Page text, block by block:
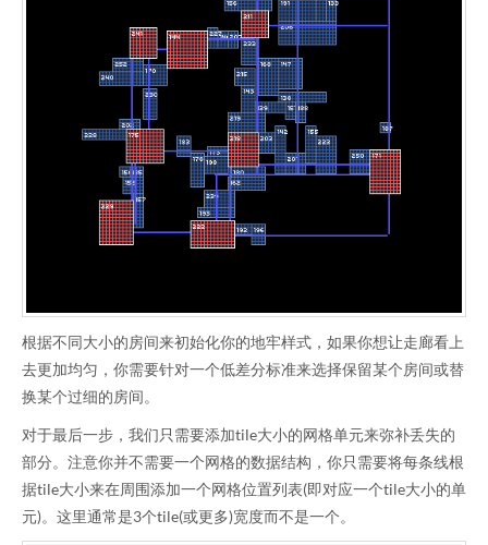
根据不同大小的房间来初始化你的地牢样式，如果你想让走廊看上
去更加均匀，你需要针对一个低差分标准来选择保留某个房间或替
换某个过细的房间。
对于最后一步，我们只需要添加tile大小的网格单元来弥补丢失的
部分。注意你并不需要一个网格的数据结构，你只需要将每条线根
据tile大小来在周围添加一个网格位置列表(即对应一个tile大小的单
元)。这里通常是3个tile(或更多)宽度而不是一个。